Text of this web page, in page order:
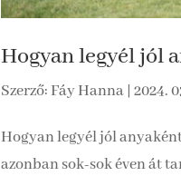
Hogyan legyél jól
Szerző:Fáy Hanna |2024.
Hogyan legyél jól
azonban sok-sok éven át